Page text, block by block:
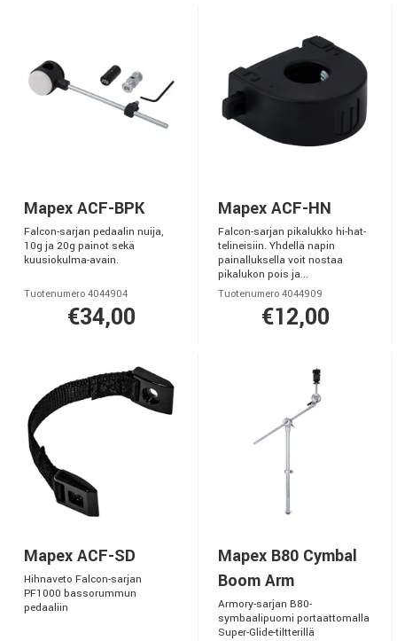
Mapex ACF-BPK
Falcon-sarjan pedaalin nuija,
10g ja 20g painot sekä
kuusiokulma-avain.
Tuotenumero 4044904
€34,00
Mapex ACF-HN
Falcon-sarjan pikalukko hi-hat-
telineisiin. Yhdellä napin
painalluksella voit nostaa
pikalukon pois ja...
Tuotenumero 4044909
€12,00
Mapex ACF-SD
Hihnaveto Falcon-sarjan
PF1000 bassorummun
pedaaliin
Mapex B80 Cymbal
Boom Arm
Armory-sarjan B80-
symbaalipuomi portaattomalla
Super-Glide-tiltterillä